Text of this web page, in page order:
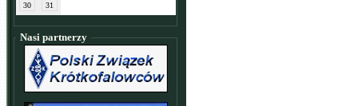
30 31
Nasi partnerzy